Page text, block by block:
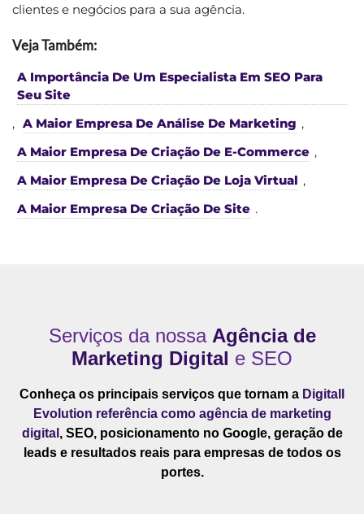
clientes e negócios para a sua agência.
Veja Também:
A Importância De Um Especialista Em SEO Para
Seu Site
, A Maior Empresa De Análise De Marketing ,
A Maior Empresa De Criação De E-Commerce ,
A Maior Empresa De Criação De Loja Virtual ,
A Maior Empresa De Criação De Site .
Serviços da nossa Agência de
Marketing Digital e SEO
Conheça os principais serviços que tornam a Digitall
Evolution referência como agência de marketing
digital , SEO, posicionamento no Google, geração de
leads e resultados reais para empresas de todos os
portes.